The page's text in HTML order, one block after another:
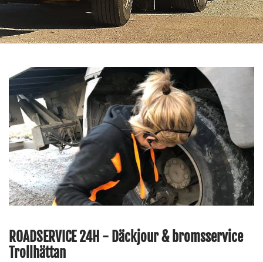
ROADSERVICE 24H - Däckjour & bromsservice
Trollhättan